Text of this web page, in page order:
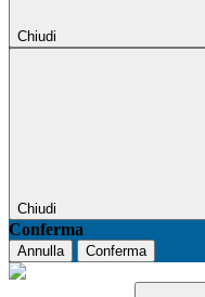
Chiudi
Chiudi
Conferma
Annulla Conferma